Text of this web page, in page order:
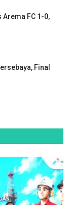
Arema FC 1-0,
Final